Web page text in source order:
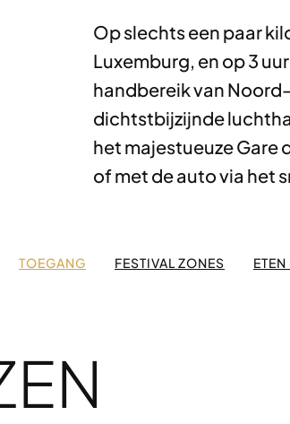
Op slechts een paar
Luxemburg, en op 3
handbereik van
dichtstbijzijnde
het majestueuze Gare
of met de auto via het
TOEGANG FESTIVAL ZONES